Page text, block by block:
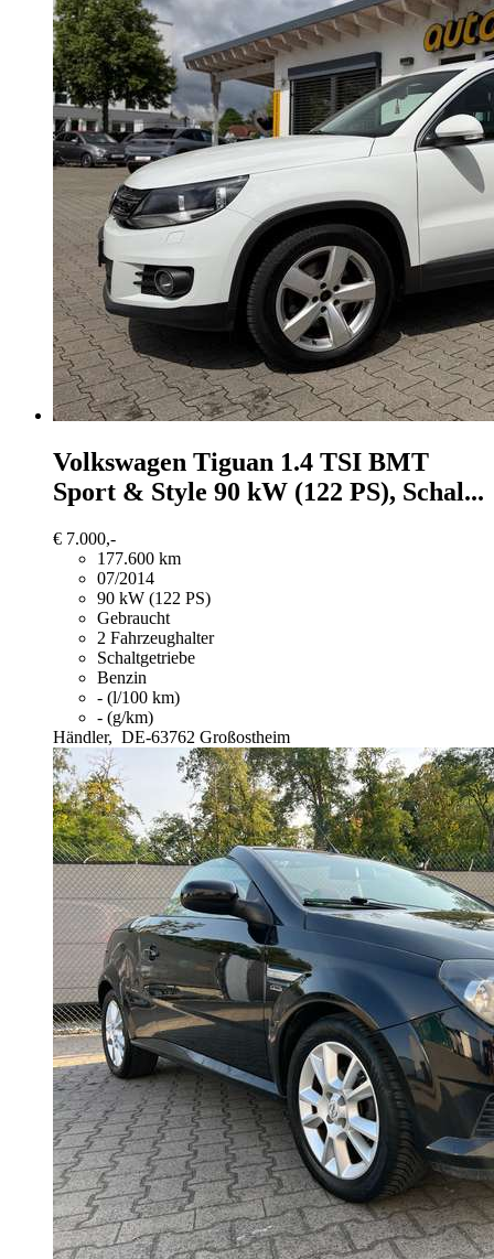
Volkswagen Tiguan 1.4 TSI BMT
Sport & Style 90 kW (122 PS), Schal...
€ 7.000,-
177.600 km
07/2014
90 kW (122 PS)
Gebraucht
2 Fahrzeughalter
Schaltgetriebe
Benzin
- (l/100 km)
- (g/km)
Händler, DE-63762 Großostheim